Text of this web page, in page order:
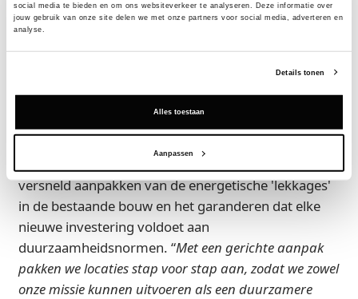
social media te bieden en om ons websiteverkeer te analyseren. Deze informatie over
jouw gebruik van onze site delen we met onze partners voor social media, adverteren en
analyse.
Details tonen
Alles toestaan
Aanpassen
Verder laat de Vastgoeddata analyse zien dat exacte
energielabels op pandniveau voor veel militaire
exacte energielabels voor veel militaire objecten in
versneld aanpakken van de energetische 'lekkages'
in de bestaande bouw en het garanderen dat elke
nieuwe investering voldoet aan
duurzaamheidsnormen. “Met een gerichte aanpak
pakken we locaties stap voor stap aan, zodat we zowel
onze missie kunnen uitvoeren als een duurzamere